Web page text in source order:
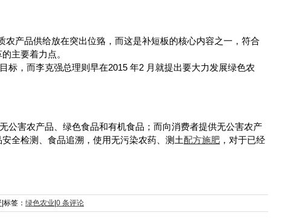
产品供给放在突出位臵，而这是补短板的核心内容之一，符合
主要着力点。
标，而李克强总理则早在2015 年2 月就提出要大力发展绿色农
公害农产品、绿色食品和有机食品；而向消费者提供无公害农产
全检测、食品追溯，使用无污染农药、测土配方施肥 ，对于已经
标签： 绿色农业 0 条评论